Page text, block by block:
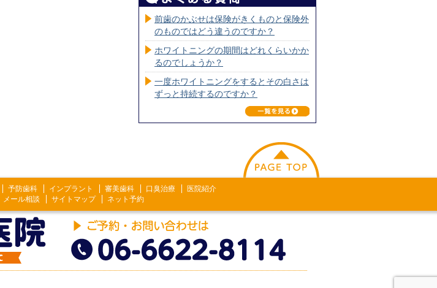
前歯のかぶせは保険がきくものと保険外
のものではどう違うのですか？
ホワイトニングの期間はどれくらいかか
るのでしょうか？
一度ホワイトニングをするとその白さは
ずっと持続するのですか？
予防歯科 インプラント 審美歯科 口臭治療
医院紹介
メール相談 サイトマップ ネット予約